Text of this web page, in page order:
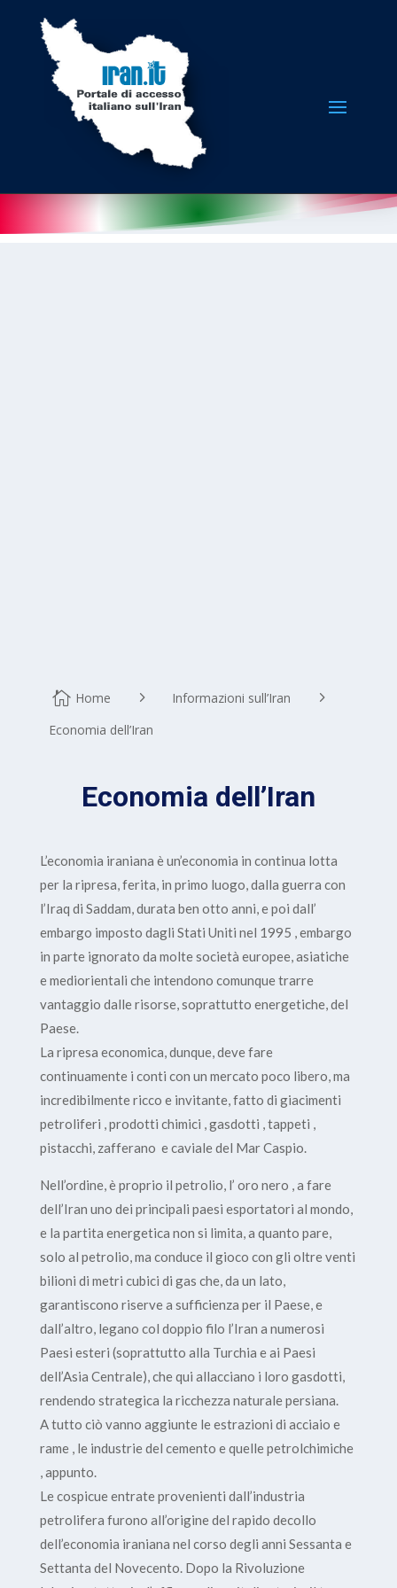
Home
Informazioni sull’Iran
Economia dell’Iran
Economia dell’Iran
L’economia iraniana è un’economia in continua lotta
per la ripresa, ferita, in primo luogo, dalla guerra con
l’Iraq di Saddam, durata ben otto anni, e poi dall’
embargo imposto dagli Stati Uniti nel 1995 , embargo
in parte ignorato da molte società europee, asiatiche
e mediorientali che intendono comunque trarre
vantaggio dalle risorse, soprattutto energetiche, del
Paese.
La ripresa economica, dunque, deve fare
continuamente i conti con un mercato poco libero, ma
incredibilmente ricco e invitante, fatto di giacimenti
petroliferi , prodotti chimici , gasdotti , tappeti ,
pistacchi, zafferano e caviale del Mar Caspio.
Nell’ordine, è proprio il petrolio, l’ oro nero , a fare
dell’Iran uno dei principali paesi esportatori al mondo,
e la partita energetica non si limita, a quanto pare,
solo al petrolio, ma conduce il gioco con gli oltre venti
bilioni di metri cubici di gas che, da un lato,
garantiscono riserve a sufficienza per il Paese, e
dall’altro, legano col doppio filo l’Iran a numerosi
Paesi esteri (soprattutto alla Turchia e ai Paesi
dell’Asia Centrale), che qui allacciano i loro gasdotti,
rendendo strategica la ricchezza naturale persiana.
A tutto ciò vanno aggiunte le estrazioni di acciaio e
rame , le industrie del cemento e quelle petrolchimiche
, appunto.
Le cospicue entrate provenienti dall’industria
petrolifera furono all’origine del rapido decollo
dell’economia iraniana nel corso degli anni Sessanta e
Settanta del Novecento. Dopo la Rivoluzione